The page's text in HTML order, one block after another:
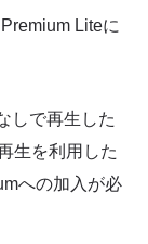
Liteに
しで再生した
生を利用した
への加入が必